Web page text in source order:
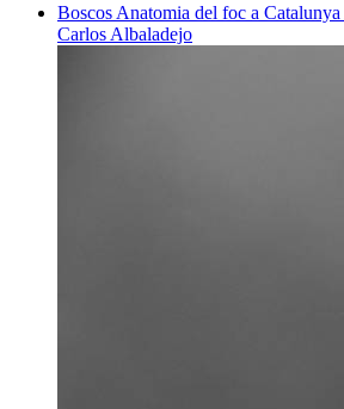
Boscos Anatomia del foc a Catalunya
Carlos Albaladejo